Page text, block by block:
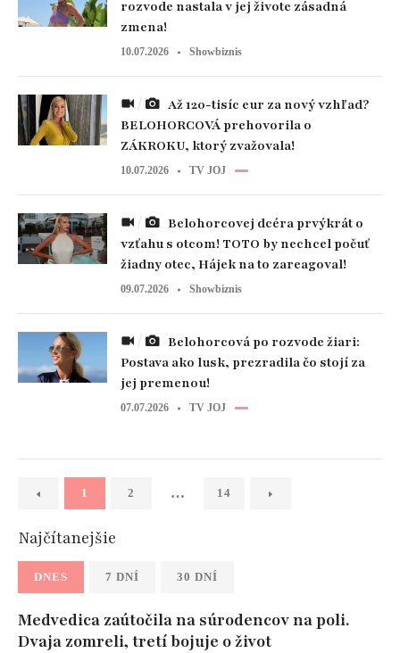
rozvode nastala v jej živote zásadná
zmena!
10.07.2026 Showbiznis
BELOHORCOVÁ prehovorila o
ZÁKROKU, ktorý zvažovala!
10.07.2026 TV JOJ
vzťahu s otcom! TOTO by nechcel počuť
žiadny otec, Hájek na to zareagoval!
09.07.2026 Showbiznis
Postava ako lusk, prezradila čo stojí za
jej premenou!
07.07.2026 TV JOJ
1 2 … 14
Najčítanejšie
DNES 7 DNÍ 30 DNÍ
Medvedica zaútočila na súrodencov na poli.
Dvaja zomreli, tretí bojuje o život